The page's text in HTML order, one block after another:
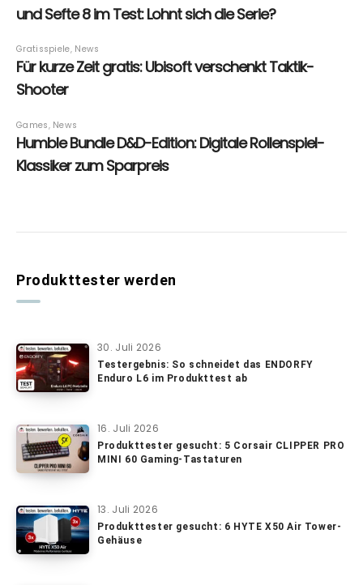
Produkttester werden
30. Juli 2026
Testergebnis: So schneidet das ENDORFY
Enduro L6 im Produkttest ab
16. Juli 2026
Produkttester gesucht: 5 Corsair CLIPPER PRO
MINI 60 Gaming-Tastaturen
13. Juli 2026
Produkttester gesucht: 6 HYTE X50 Air Tower-
Gehäuse